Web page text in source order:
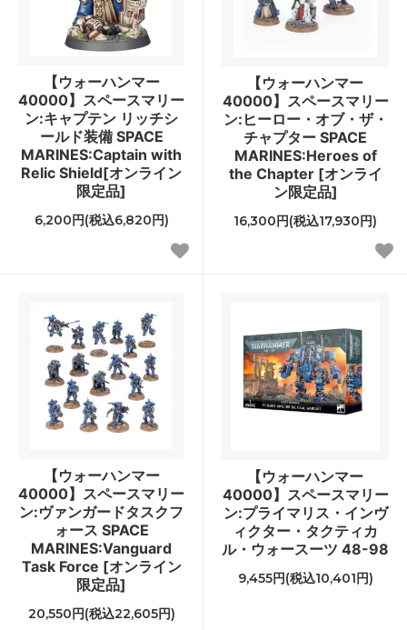
【ウォーハンマー
40000】スペースマリー
ン:キャプテン リッチシ
ールド装備 SPACE
MARINES:Captain with
Relic Shield[オンライン
限定品]
6,200円(税込6,820円)
【ウォーハンマー
40000】スペースマリー
ン:ヒーロー・オブ・ザ・
チャプター SPACE
MARINES:Heroes of
the Chapter [オンライ
ン限定品]
16,300円(税込17,930円)
【ウォーハンマー
40000】スペースマリー
ン:ヴァンガードタスクフ
ォース SPACE
MARINES:Vanguard
Task Force [オンライン
限定品]
20,550円(税込22,605円)
【ウォーハンマー
40000】スペースマリー
ン:プライマリス・インヴ
ィクター・タクティカ
ル・ウォースーツ 48-98
9,455円(税込10,401円)